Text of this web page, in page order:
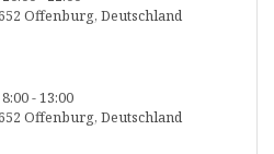
Offenburg, Deutschland
8:00-13:00
Offenburg, Deutschland